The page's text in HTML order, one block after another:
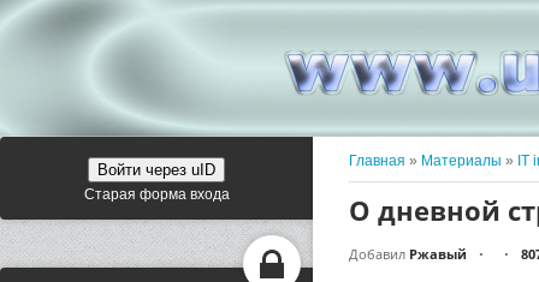
Войти через uID
Старая форма входа
Главная » Материалы » IT
О дневной
Добавил Ржавый • •